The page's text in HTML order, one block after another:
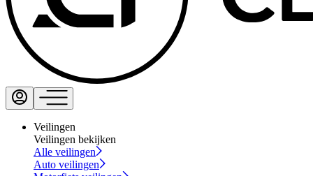
Veilingen
Veilingen bekijken
Alle veilingen
Auto veilingen